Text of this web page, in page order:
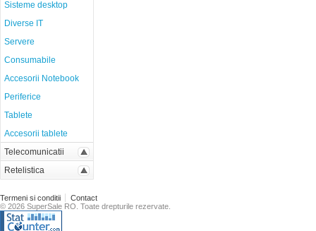
Sisteme desktop
Diverse IT
Servere
Consumabile
Accesorii Notebook
Periferice
Tablete
Accesorii tablete
Telecomunicatii
Retelistica
Termeni si conditii
Contact
© 2026 SuperSale RO. Toate drepturile rezervate.